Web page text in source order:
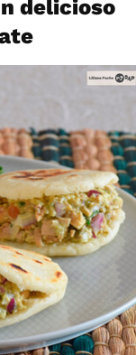
delicioso